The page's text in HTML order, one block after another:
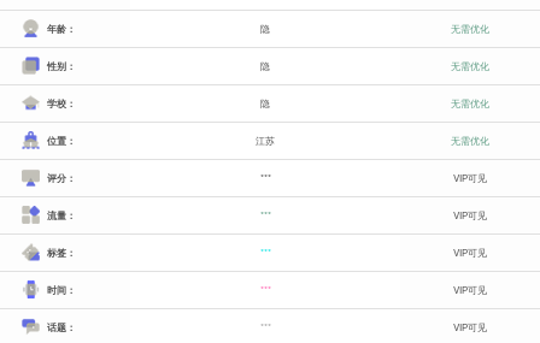
年龄： 隐 无需优化
性别： 隐 无需优化
学校： 隐 无需优化
位置： 江苏 无需优化
评分： *** VIP可见
流量： *** VIP可见
标签： *** VIP可见
时间： *** VIP可见
话题： *** VIP可见